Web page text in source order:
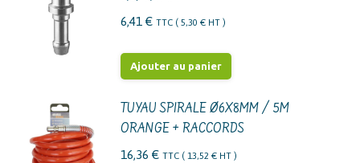
6,41 € TTC ( 5,30 € HT )
Ajouter au panier
TUYAU SPIRALE Ø6X8MM / 5M
ORANGE + RACCORDS
16,36 € TTC ( 13,52 € HT )